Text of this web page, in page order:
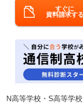
すぐに
資料請求する
N高等学校・S高等学